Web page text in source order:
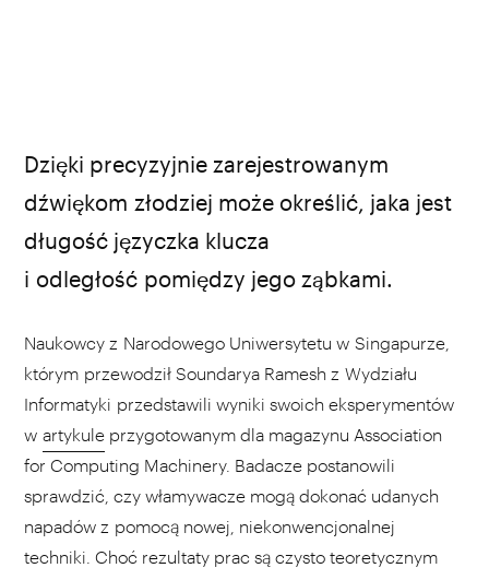
Dzięki precyzyjnie zarejestrowanym
dźwiękom złodziej może określić, jaka jest
długość języczka klucza
i odległość pomiędzy jego ząbkami.
Naukowcy z Narodowego Uniwersytetu w Singapurze,
którym przewodził Soundarya Ramesh z Wydziału
Informatyki przedstawili wyniki swoich eksperymentów
w artykule przygotowanym dla magazynu Association
for Computing Machinery. Badacze postanowili
sprawdzić, czy włamywacze mogą dokonać udanych
napadów z pomocą nowej, niekonwencjonalnej
techniki. Choć rezultaty prac są czysto teoretycznym